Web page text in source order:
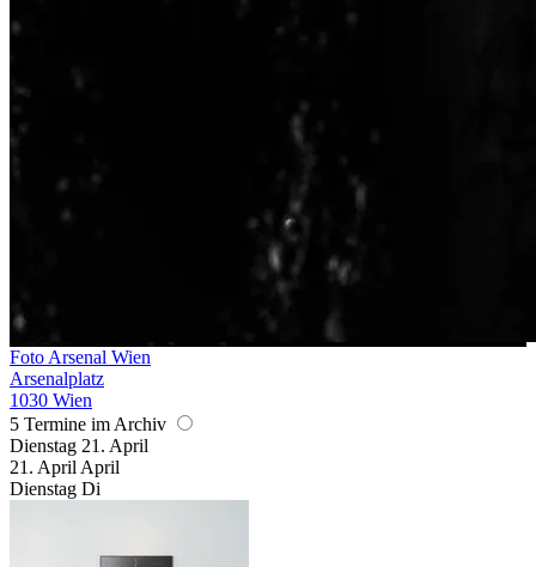
Foto Arsenal Wien
Arsenalplatz
1030 Wien
5 Termine im Archiv
Dienstag 21. April
21. April April
Dienstag Di